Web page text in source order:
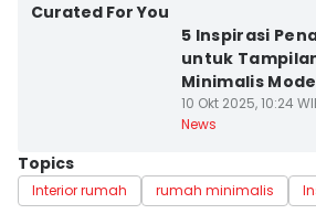
Curated For You
5 Inspirasi
untuk
Minimalis
10 Okt 2025, 10:24
News
Topics
Interior rumah rumah minimalis